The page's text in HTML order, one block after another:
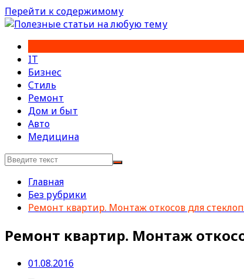
Перейти к содержимому
IT
Бизнес
Стиль
Ремонт
Дом и быт
Авто
Медицина
Главная
Без рубрики
Ремонт квартир. Монтаж откосов для
Ремонт квартир. Монтаж
01.08.2016